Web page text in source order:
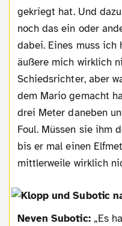
gekriegt hat. Und
noch das ein oder
dabei. Eines muss ich
äußere mich wirklich
Schiedsrichter, aber
dem Mario gemacht
drei Meter daneben
Foul. Müssen sie ihm
bis er mal einen
mittlerweile wirklich
Neven Subotic:„Es